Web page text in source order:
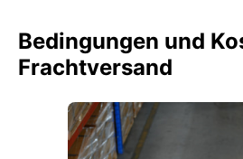
Bedingungen und
Frachtversand